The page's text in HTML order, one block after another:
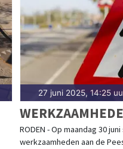
27 juni 2025, 14:25
RODEN - Op maandag 30
werkzaamheden aan de